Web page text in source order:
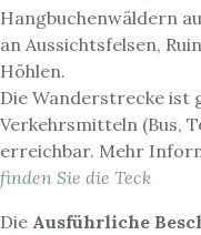
Hangbuchenwäldern
an Aussichtsfelsen,
Höhlen.
Die Wanderstrecke ist
Verkehrsmitteln (Bus,
erreichbar. Mehr
finden Sie die Teck
Die Ausführliche